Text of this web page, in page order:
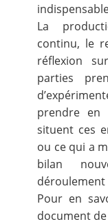
La
continu, le
réflexion
parties
prendre en
situent ces
ou ce qui a
bilan
déroulement
Pour en
document de